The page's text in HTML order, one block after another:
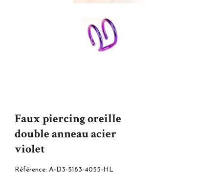
Faux piercing oreille
double anneau acier
violet
Référence: A-D3-5183-4055-HL